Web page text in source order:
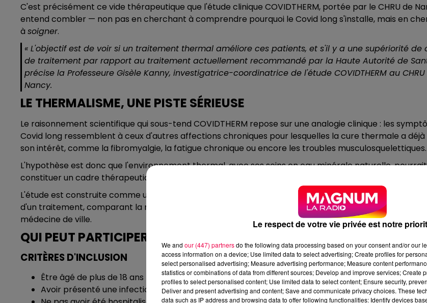
C'est précisément ce vide thérapeutique que l'étude clinique COVIDTHERM, portée par le CHRU de
entend combler — non pas en cherchant à comprendre pourquoi le Covid long s'installe, mais en
à soigner.
« L'objectif est de voir si un traitement thermal améliore ces patients, et s'il y a une supériorité de
de traitement par rapport au traitement actuellement recommandé par la Haute Autorité de
précise la Professeure Gisèle Kanny, investigatrice-coordinatrice de l'étude COVIDTHERM au
Nancy.
LE THERMALISME, UNE PISTE SÉRIEUSE
Le raisonnement scientifique qui sous-tend COVIDTHERM repose sur une analogie clinique : les
Covid long ressemblent à ceux d'autres affections chroniques pour lesquelles la cure thermale a
son intérêt, comme la fibromyalgie, la fatigue chronique ou encore les troubles musculosquelettiques.
L'hypothèse est donc que l'environnement thermal, avec ses soins en eau minérale naturelle, pourrait
constituer un cadre thérapeutique particulièrement adapté à ces patients.
L'étude est construite comme un essai contrôlé randomisé, le standard scientifique pour démontrer
d'un traitement, comparant la réadaptation thermale à la réadaptation conventionnelle proposée en
médecine de ville.
QUI PEUT PARTICIPER ?
CRITÈRES D'INCLUSION
Être âgé de plus de 18 ans
Avoir présenté une infection Covid-19 attestée par un test biologique
Le respect de votre vie privée est notre
We and our (447) partnersdo the following data processing based on your consent and/or our
access information on a device; Use limited data to select advertising; Create profiles for
select personalised advertising; Measure advertising performance; Measure content
statistics or combinations of data from different sources; Develop and improve services; Create
profiles to select personalised content; Use limited data to select content; Ensure security,
Deliver and present advertising and content; Save and communicate privacy choices. These
data such as IP address and browsing data to offer following functionalities: Identify devices